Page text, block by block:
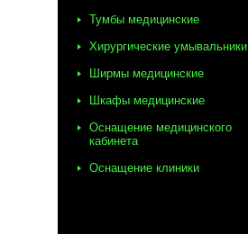
Тумбы медицинские
Хирургические умывальники
Ширмы медицинские
Шкафы медицинские
Оснащение медицинского
кабинета
Оснащение клиники